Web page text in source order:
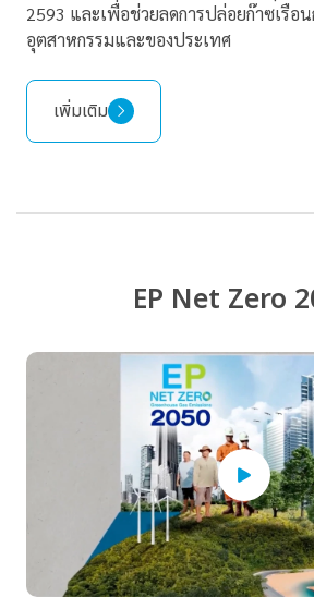
2593 และเพื่อช่วยลดการปล่อยก๊าซเรือน
อุตสาหกรรมและของประเทศ
เพิ่มเติม
EP Net Zero